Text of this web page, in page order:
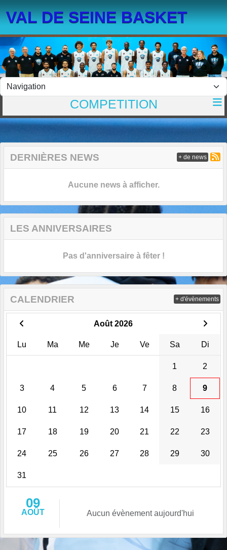
VAL DE SEINE BASKET
COMPETITION
DERNIÈRES NEWS
Aucune news à afficher.
+ de news
LES ANNIVERSAIRES
Pas d'anniversaire à fêter !
CALENDRIER
Août 2026
Lu Ma Me Je Ve Sa Di
1 2
3 4 5 6 7 8 9
10 11 12 13 14 15 16
17 18 19 20 21 22 23
24 25 26 27 28 29 30
31
09
AOÛT Aucun évènement aujourd'hui
+ d'évènements